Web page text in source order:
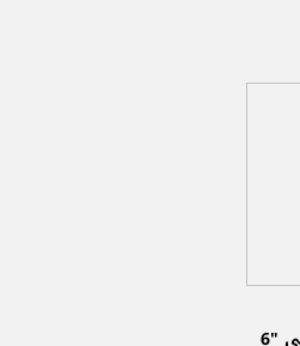
جنبلاط وطيف طريف والحنين إلى "6